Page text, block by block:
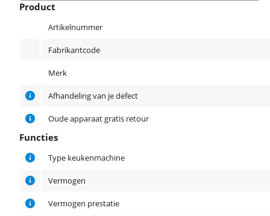
Product
Artikelnummer
Fabrikantcode
Merk
Afhandeling van je defect
Oude apparaat gratis retour
Functies
Functies
Type keukenmachine
Vermogen
Vermogen prestatie